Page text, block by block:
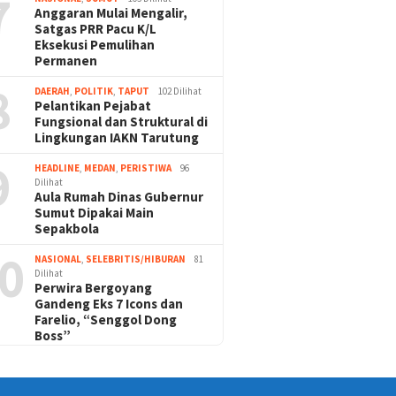
Anggaran Mulai Mengalir,
Satgas PRR Pacu K/L
Eksekusi Pemulihan
Permanen
DAERAH, POLITIK, TAPUT 102 Dilihat
Pelantikan Pejabat
Fungsional dan Struktural di
Lingkungan IAKN Tarutung
HEADLINE, MEDAN, PERISTIWA
96
Dilihat
Aula Rumah Dinas Gubernur
Sumut Dipakai Main
Sepakbola
NASIONAL, SELEBRITIS/HIBURAN
81
Dilihat
Perwira Bergoyang
Gandeng Eks 7 Icons dan
Farelio, “Senggol Dong
Boss”